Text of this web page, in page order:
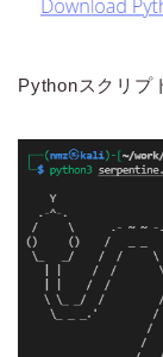
Pythonスクリプ